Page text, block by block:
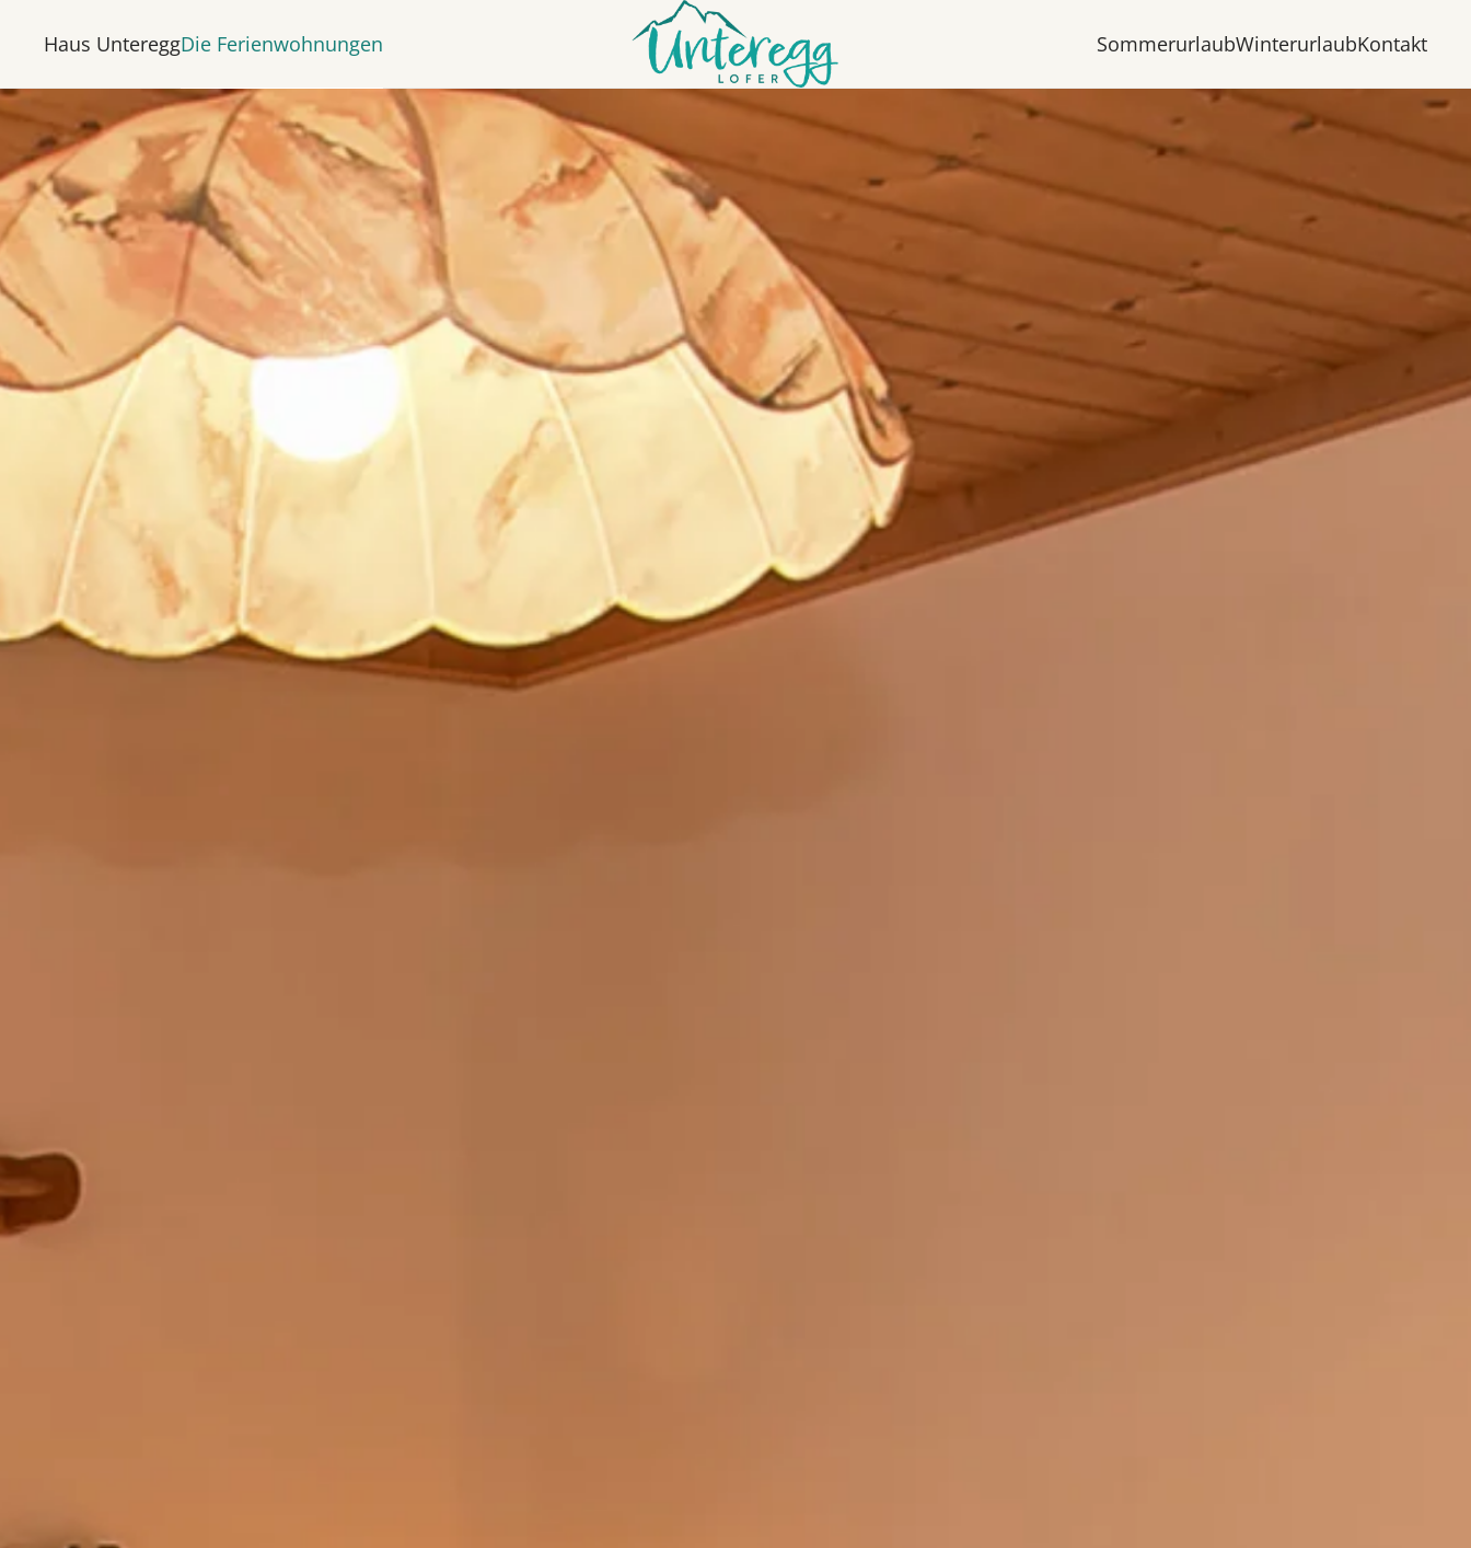
Skip to main content
Haus UntereggDie Ferienwohnungen SommerurlaubWinterurlaubKontakt